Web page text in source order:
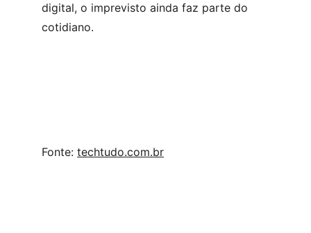
digital, o imprevisto ainda faz parte do
cotidiano.
Fonte: techtudo.com.br